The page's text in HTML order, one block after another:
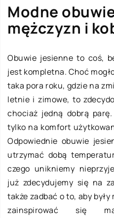
Modne
mężczyzn i
Obuwie jesienne to coś,
jest kompletna. Choć
taka pora roku, gdzie na
letnie i zimowe, to
chociaż jedną dobrą
tylko na komfort
Odpowiednie obuwie
utrzymać dobą
czego unikniemy
już zdecydujemy się na
także zadbać o to, aby
zainspirować się